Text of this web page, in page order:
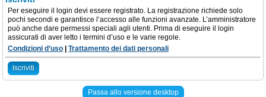
Per eseguire il login devi essere registrato. La registrazione richiede solo
pochi secondi e garantisce l’accesso alle funzioni avanzate. L’amministratore
può anche dare permessi speciali agli utenti. Prima di eseguire il login
assicurati di aver letto i termini d’uso e le varie regole.
Condizioni d’uso
Trattamento dei dati personali
Iscriviti
Passa allo versione desktop